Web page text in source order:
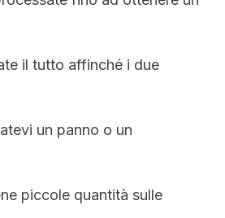
il tutto affinché i due
un panno o un
piccole quantità sulle